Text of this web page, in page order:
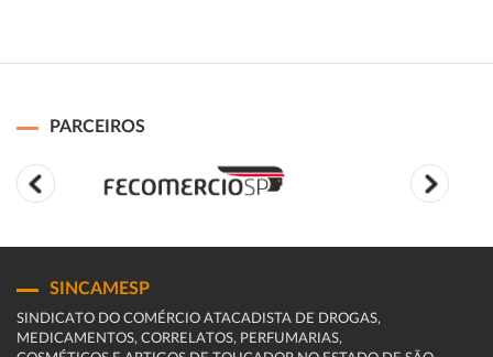
PARCEIROS
SINCAMESP
SINDICATO DO COMÉRCIO ATACADISTA DE DROGAS,
MEDICAMENTOS, CORRELATOS, PERFUMARIAS,